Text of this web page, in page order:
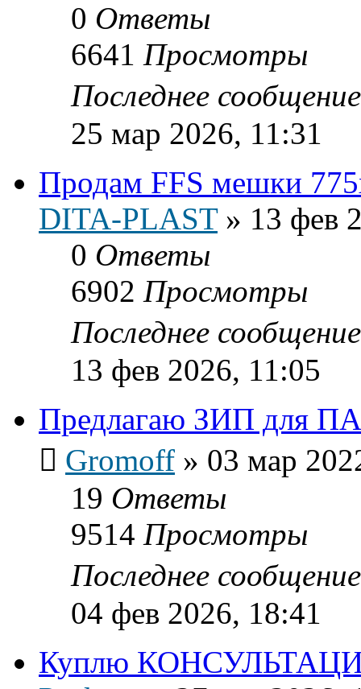
0 Ответы
6641 Просмотры
Последнее
25 мар 2026, 11:31
Продам FFS мешки
DITA-PLAST» 13 фев
0 Ответы
6902 Просмотры
Последнее
13 фев 2026, 11:05
Предлагаю ЗИП для
Gromoff » 03 мар
19 Ответы
9514 Просмотры
Последнее
04 фев 2026, 18:41
Куплю